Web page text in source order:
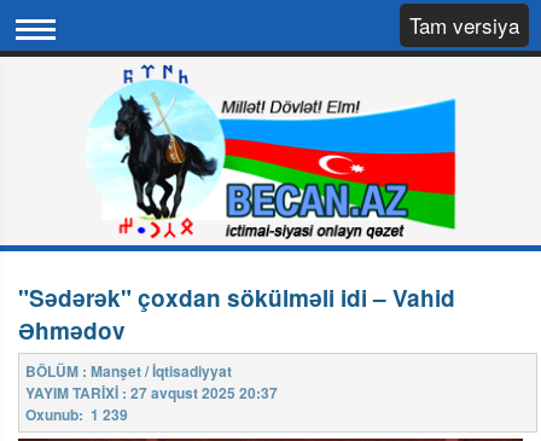
Tam versiya
"Sədərək" çoxdan sökülməli idi – Vahid
Əhmədov
BÖLÜM : Manşet / İqtisadiyyat
YAYIM TARİXİ : 27 avqust 2025 20:37
Oxunub: 1 239